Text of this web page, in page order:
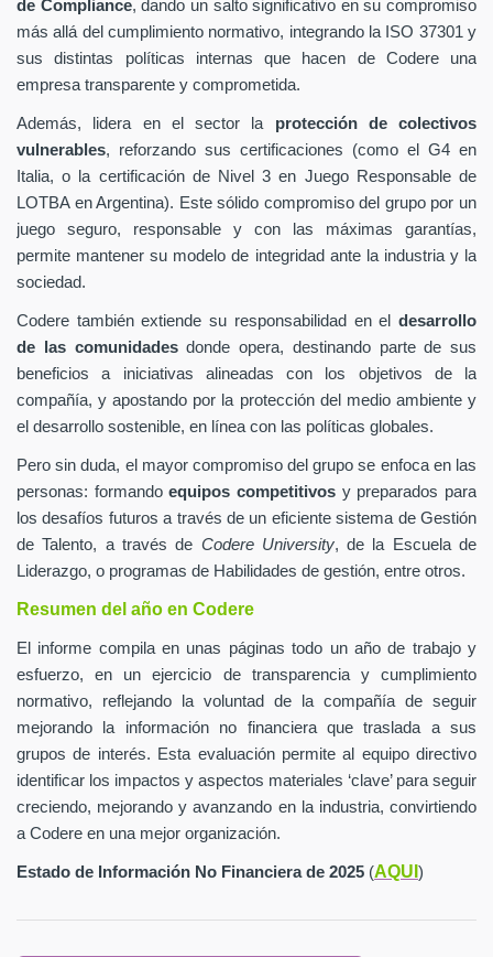
de Compliance, dando un salto significativo en su compromiso
más allá del cumplimiento normativo, integrando la ISO 37301 y
sus distintas políticas internas que hacen de Codere una
empresa transparente y comprometida.
Además, lidera en el sector la protección de colectivos
vulnerables, reforzando sus certificaciones (como el G4 en
Italia, o la certificación de Nivel 3 en Juego Responsable de
LOTBA en Argentina). Este sólido compromiso del grupo por un
juego seguro, responsable y con las máximas garantías,
permite mantener su modelo de integridad ante la industria y la
sociedad.
Codere también extiende su responsabilidad en el desarrollo
de las comunidadesdonde opera, destinando parte de sus
beneficios a iniciativas alineadas con los objetivos de la
compañía, y apostando por la protección del medio ambiente y
el desarrollo sostenible, en línea con las políticas globales.
Pero sin duda, el mayor compromiso del grupo se enfoca en las
personas: formandoequipos competitivos y preparados para
los desafíos futuros a través de un eficiente sistema de Gestión
de Talento, a través de Codere University, de la Escuela de
Liderazgo, o programas de Habilidades de gestión, entre otros.
Resumen del año en Codere
El informe compila en unas páginas todo un año de trabajo y
esfuerzo, en un ejercicio de transparencia y cumplimiento
normativo, reflejando la voluntad de la compañía de seguir
mejorando la información no financiera que traslada a sus
grupos de interés. Esta evaluación permite al equipo directivo
identificar los impactos y aspectos materiales ‘clave’ para seguir
creciendo, mejorando y avanzando en la industria, convirtiendo
a Codere en una mejor organización.
Estado de Información No Financiera de 2025 (AQUI )